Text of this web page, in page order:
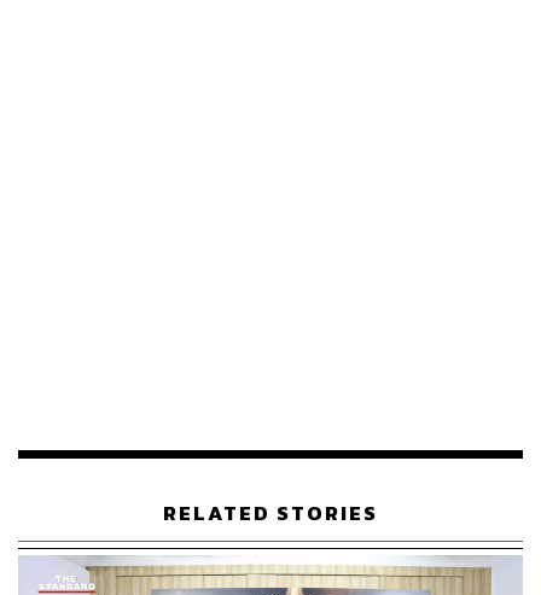
Signet Jewelers บริษัทค้าปลีกจิวเวลรีชั้นนำของโลกก็ได้
ประกาศจับมือกับ De Beers เพื่อกระตุ้นตลาดเพชรธรรมชาติ
กลับขึ้นมา และตั้งเป้าหมายว่าจะกระตุ้นความต้องการนี้ได้
RELATED STORIES